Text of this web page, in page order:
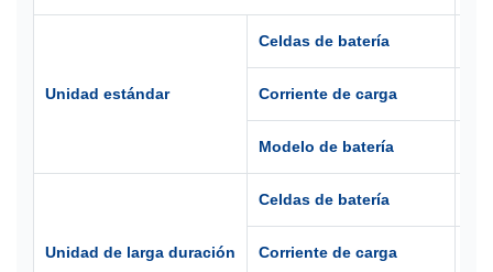
Unidad estándar
Celdas de batería
Corriente de carga
Modelo de batería
Unidad de larga duración
Celdas de batería
Corriente de carga